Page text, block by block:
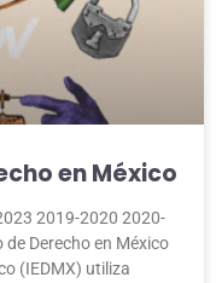
en México
2019-2020 2020-
Derecho en México
(IEDMX) utiliza